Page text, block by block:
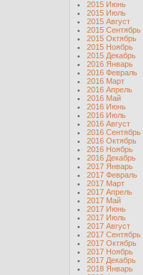
2015 Июнь
2015 Июль
2015 Август
2015 Сентябрь
2015 Октябрь
2015 Ноябрь
2015 Декабрь
2016 Январь
2016 Февраль
2016 Март
2016 Апрель
2016 Май
2016 Июнь
2016 Июль
2016 Август
2016 Сентябрь
2016 Октябрь
2016 Ноябрь
2016 Декабрь
2017 Январь
2017 Февраль
2017 Март
2017 Апрель
2017 Май
2017 Июнь
2017 Июль
2017 Август
2017 Сентябрь
2017 Октябрь
2017 Ноябрь
2017 Декабрь
2018 Январь